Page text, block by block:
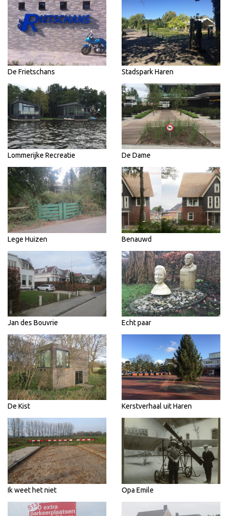
De Frietschans Stadspark Haren
Lommerijke Recreatie De Dame
Lege Huizen Benauwd
Jan des Bouvrie Echt paar
De Kist Kerstverhaal uit Haren
Ik weet het niet Opa Emile